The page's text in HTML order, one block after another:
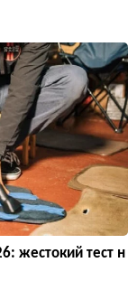
жестокий тест н